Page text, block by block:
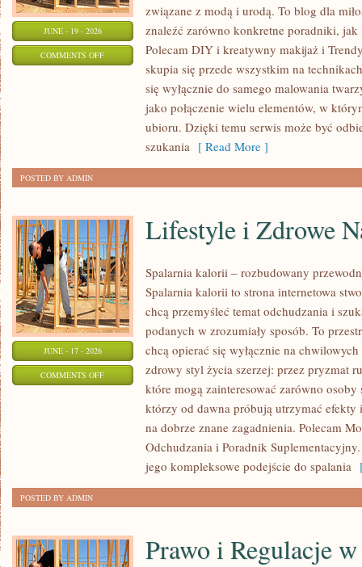
JUNE - 19 - 2026
COMMENTS OFFON
STYLIZACJE
związane z modą i urodą. To blog dla
znaleźć zarówno konkretne poradniki,
Polecam DIY i kreatywny makijaż i
skupia się przede wszystkim na
się wyłącznie do samego malowania
jako połączenie wielu elementów, w
ubioru. Dzięki temu serwis może być
szukania [ Read More ]
POSTED BY ADMIN
JUNE - 17 - 2026
COMMENTS OFFON
LIFESTYLE
Lifestyle i Zdrowe
Spalarnia kalorii – rozbudowany
Spalarnia kalorii to strona internetowa
chcą przemyśleć temat odchudzania i
podanych w zrozumiały sposób. To
chcą opierać się wyłącznie na
zdrowy styl życia szerzej: przez pryzmat
które mogą zainteresować zarówno
którzy od dawna próbują utrzymać efekty
na dobrze znane zagadnienia. Polecam
Odchudzania i Poradnik
jego kompleksowe podejście do spalania
POSTED BY ADMIN
Prawo i Regulacje